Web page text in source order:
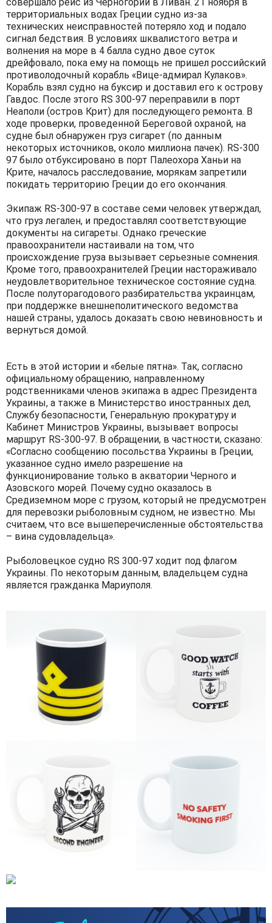
территориальных водах Греции судно из-за
технических неисправностей потеряло ход и подало
сигнал бедствия. В условиях шквалистого ветра и
волнения на море в 4 балла судно двое суток
дрейфовало, пока ему на помощь не пришел российский
противолодочный корабль «Вице-адмирал Кулаков».
Корабль взял судно на буксир и доставил его к острову
Гавдос. После этого RS 300-97 переправили в порт
Неаполи (остров Крит) для последующего ремонта. В
ходе проверки, проведенной Береговой охраной, на
судне был обнаружен груз сигарет (по данным
некоторых источников, около миллиона пачек). RS-300
97 было отбуксировано в порт Палеохора Ханьи на
Крите, началось расследование, морякам запретили
покидать территорию Греции до его окончания.
Экипаж RS-300-97 в составе семи человек утверждал,
что груз легален, и предоставлял соответствующие
документы на сигареты. Однако греческие
правоохранители настаивали на том, что
происхождение груза вызывает серьезные сомнения.
Кроме того, правоохранителей Греции настораживало
неудовлетворительное техническое состояние судна.
После полуторагодового разбирательства украинцам,
при поддержке внешнеполитического ведомства
нашей страны, удалось доказать свою невиновность и
вернуться домой.
Есть в этой истории и «белые пятна». Так, согласно
официальному обращению, направленному
родственниками членов экипажа в адрес Президента
Украины, а также в Министерство иностранных дел,
Службу безопасности, Генеральную прокуратуру и
Кабинет Министров Украины, вызывает вопросы
маршрут RS-300-97. В обращении, в частности, сказано:
«Согласно сообщению посольства Украины в Греции,
указанное судно имело разрешение на
функционирование только в акватории Черного и
Азовского морей. Почему судно оказалось в
Средиземном море с грузом, который не предусмотрен
для перевозки рыболовным судном, не известно. Мы
считаем, что все вышеперечисленные обстоятельства
– вина судовладельца».
Рыболовецкое судно RS 300-97 ходит под флагом
Украины. По некоторым данным, владельцем судна
является гражданка Мариуполя.